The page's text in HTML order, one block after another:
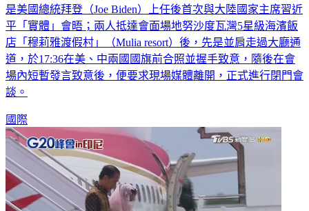
是美國總統拜登（Joe Biden）上任後首次與大陸國家主席習近
平「實體」會晤；兩人抵達會面場地努沙度瓦灣5星級海濱飯
店「穆莉雅渡假村」（Mulia resort）後，先是並肩走過大廳通
道，於17:36在美、中兩國國旗前合照並握手致意，隨後在會
場內短暫發言致意後，便要求現場媒體離開，正式進行閉門會
談。
國際